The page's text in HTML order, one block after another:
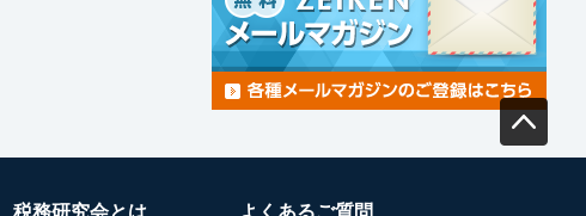
税務研究会とは よくあるご質問